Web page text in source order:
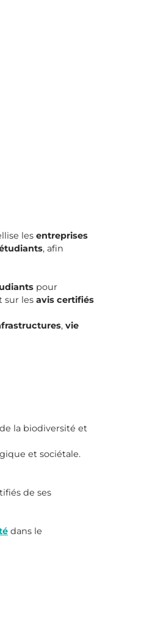
les entreprises
, afin
pour
sur les avis certifiés
, vie
la biodiversité et
et sociétale.
de ses
dans le